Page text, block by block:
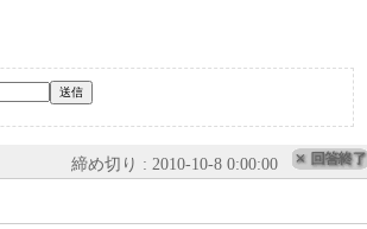
締め切り : 2010-10-8 0:00:00